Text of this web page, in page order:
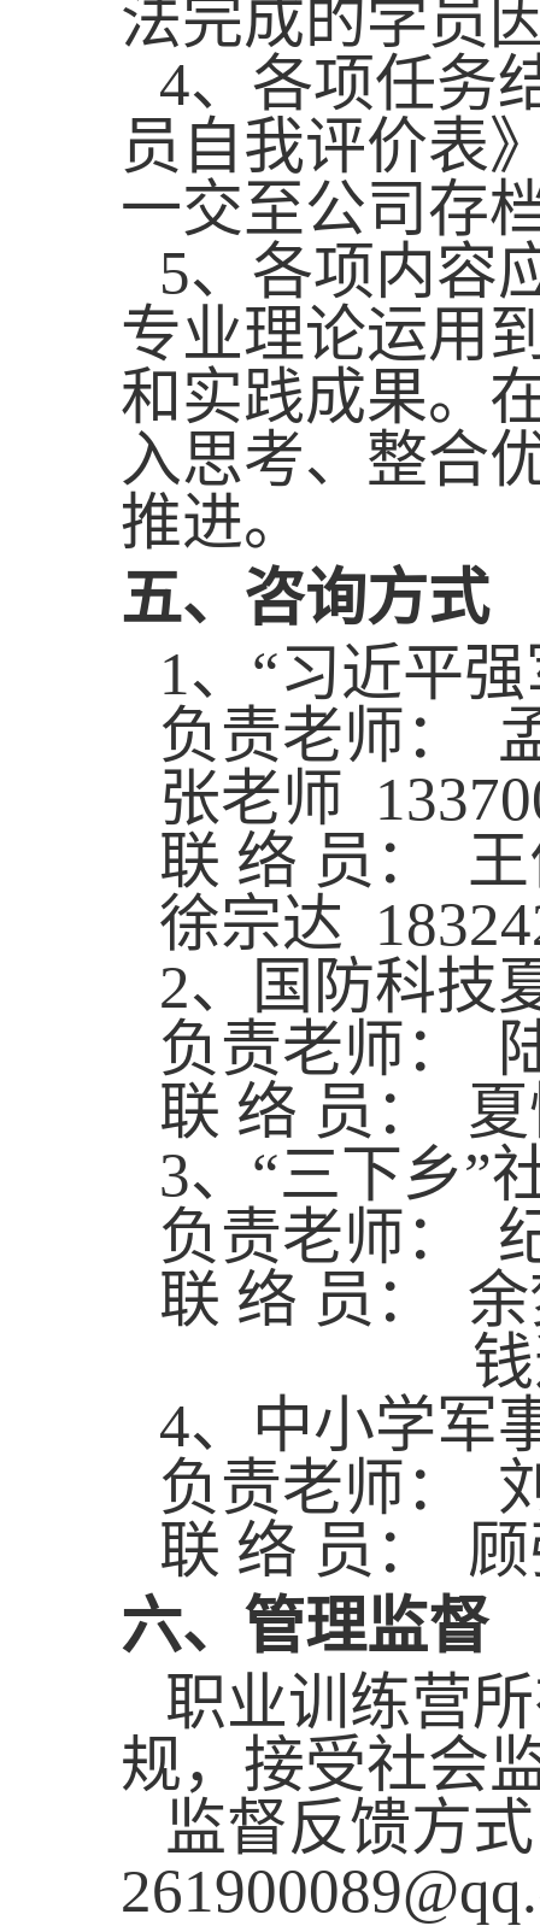
法完成的学员
4、各项任务
员自我评价表
一交至公司存
5、各项内容
专业理论运用
和实践成果。
入思考、整合
推进。
五、 咨询方式
1、 “习近平
负责老师：
张老师
联 络 员：
徐宗达
2、国防科技
负责老师：
联 络 员：
3、“三下乡”
负责老师：
联 络 员：
4、中小学军
负责老师：
联 络 员：
六、管理监督
职业训练营
规，接受社会
监督反馈方